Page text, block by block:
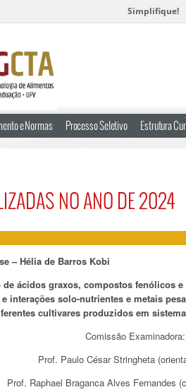
Simplifique!
e Normas Processo Seletivo Estrutura
NO ANO DE 2024
– Hélia de Barros Kobi
ácidos graxos, compostos fenólicos
e interações solo-nutrientes e metais
cultivares produzidos em
Comissão Examinadora:
Prof. Paulo César Stringheta
Prof. Raphael Braganca Alves Fernandes